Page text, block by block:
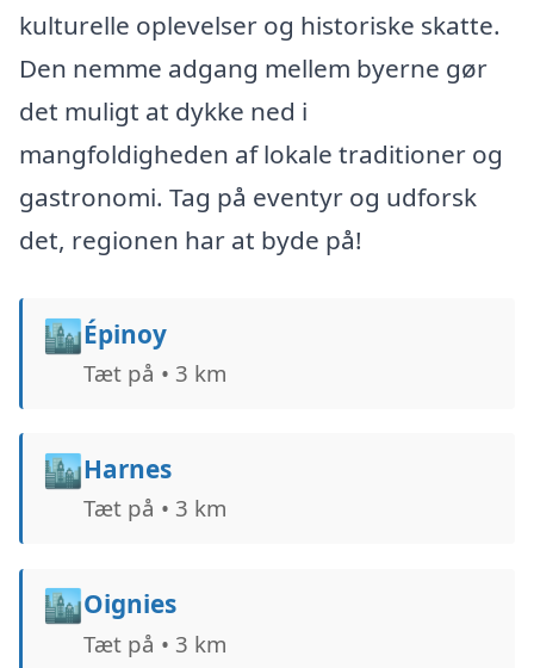
kulturelle oplevelser og historiske skatte.
Den nemme adgang mellem byerne gør
det muligt at dykke ned i
mangfoldigheden af lokale traditioner og
gastronomi. Tag på eventyr og udforsk
det, regionen har at byde på!
🏙️Épinoy
Tæt på • 3 km
🏙️Harnes
Tæt på • 3 km
🏙️Oignies
Tæt på • 3 km